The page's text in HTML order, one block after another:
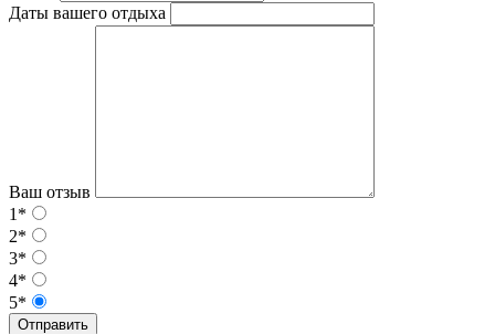
Даты вашего отдыха
Ваш отзыв
1*
2*
3*
4*
5*
Отправить